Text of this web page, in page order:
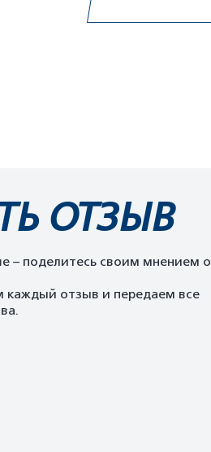
ОТЗЫВ
– поделитесь своим мнением о
каждый отзыв и передаем все